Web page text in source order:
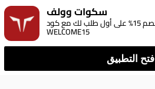
سكوات وولف
نزل تطبيقنا وخصم 15% على أول طلب لك مع كود:
WELCOME15
افتح التطبيق